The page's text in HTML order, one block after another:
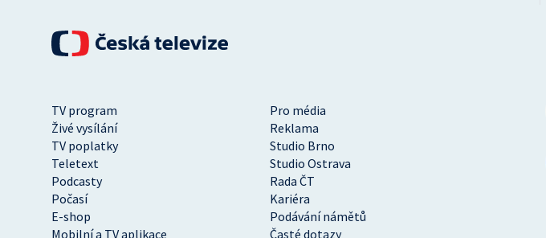
TV program
Pro média
Živé vysílání
Reklama
TV poplatky
Studio Brno
Teletext
Studio Ostrava
Podcasty
Rada ČT
Počasí
Kariéra
E-shop
Podávání námětů
Mobilní a TV aplikace
Časté dotazy